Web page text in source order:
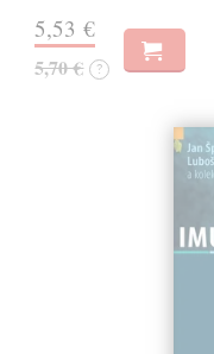
5,53 €
5,70 € ?